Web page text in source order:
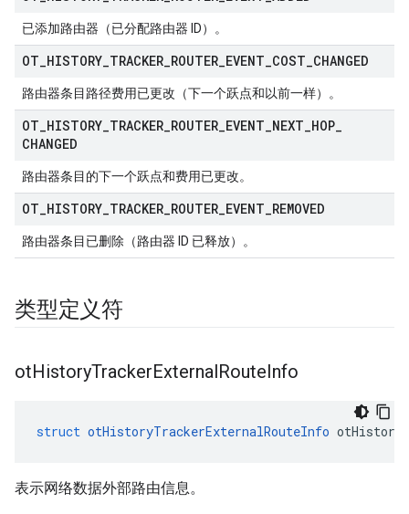
已添加路由器（已分配路由器 ID）。
OT HISTORY TRACKER ROUTER EVENT COST CHANGED
路由器条目路径费用已更改（下一个跃点和以前一样）。
OT HISTORY TRACKER ROUTER EVENT NEXT HOP
CHANGED
路由器条目的下一个跃点和费用已更改。
OT HISTORY TRACKER ROUTER EVENT REMOVED
路由器条目已删除（路由器 ID 已释放）。
类型定义符
otHistoryTrackerExternalRouteInfo
struct otHistoryTrackerExternalRouteInfo
表示网络数据外部路由信息。